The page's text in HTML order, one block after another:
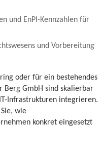
und EnPI-Kennzahlen für
und Vorbereitung
oder für ein bestehendes
Berg GmbH sind skalierbar
Infrastrukturen integrieren.
wie
konkret eingesetzt